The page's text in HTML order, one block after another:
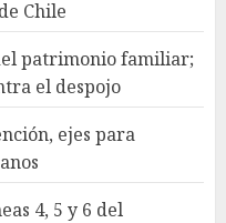
Chile
patrimonio familiar;
el despojo
ejes para
4, 5 y 6 del